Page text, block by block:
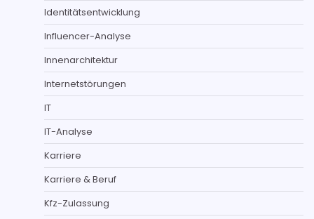
Identitätsentwicklung
Influencer-Analyse
Innenarchitektur
Internetstörungen
IT
IT-Analyse
Karriere
Karriere & Beruf
Kfz-Zulassung